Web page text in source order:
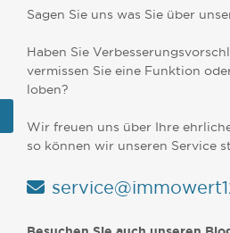
Sagen Sie uns was Sie über
Haben Sie
vermissen Sie eine Funktion
loben?
Wir freuen uns über Ihre
so können wir unseren Service